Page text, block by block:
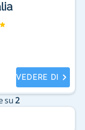
VEDERE DI
su2